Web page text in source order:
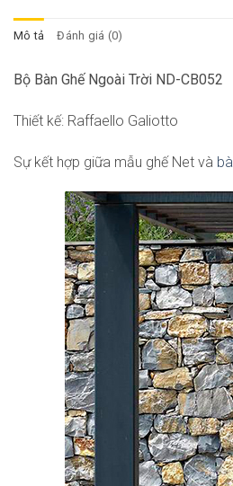
Mô tả Đánh giá (0)
Bộ Bàn Ghế Ngoài Trời ND-CB052
Thiết kế: Raffaello Galiotto
Sự kết hợp giữa mẫu ghế Net và